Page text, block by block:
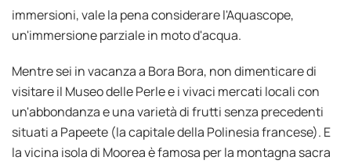
immersioni, vale la pena considerare l'Aquascope,
un'immersione parziale in moto d'acqua.
Mentre sei in vacanza a Bora Bora, non dimenticare di
visitare il Museo delle Perle e i vivaci mercati locali con
un'abbondanza e una varietà di frutti senza precedenti
situati a Papeete (la capitale della Polinesia francese). E
la vicina isola di Moorea è famosa per la montagna sacra